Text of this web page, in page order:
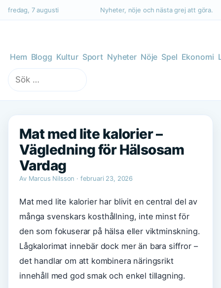
fredag, 7 augusti Nyheter, nöje och nästa grej att göra.
Hem Blogg Kultur Sport Nyheter Nöje Spel Ekonomi
Sök
efter:
Mat med lite kalorier –
Vägledning för Hälsosam
Vardag
Av Marcus Nilsson · februari 23, 2026
Mat med lite kalorier har blivit en central del av
många svenskars kosthållning, inte minst för
den som fokuserar på hälsa eller viktminskning.
Lågkalorimat innebär dock mer än bara siffror –
det handlar om att kombinera näringsrikt
innehåll med god smak och enkel tillagning.